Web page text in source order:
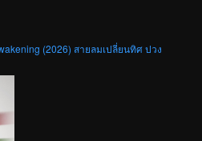
(2026) สายลมเปลี่ยนทิศ ปวง